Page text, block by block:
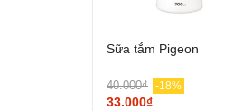
Sữa tắm Pigeon
40.000₫ -18%
33.000₫